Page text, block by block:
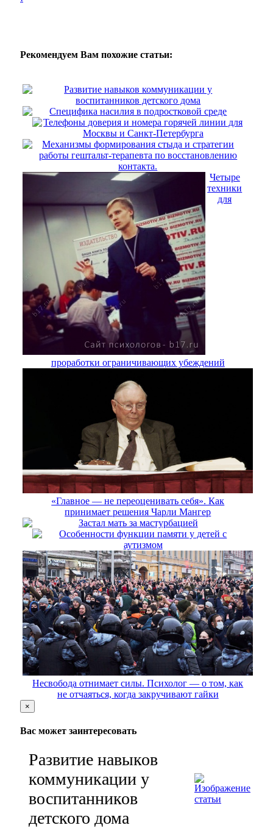
Рекомендуем Вам похожие статьи:
Развитие навыков коммуникации у
воспитанников детского дома
Специфика насилия в подростковой среде
Телефоны доверия и номера горячей линии для
Москвы и Санкт-Петербурга
Механизмы формирования стыда и стратегии
работы гештальт-терапевта по восстановлению
контакта.
Четыре
техники
для
проработки ограничивающих убеждений
«Главное — не переоценивать себя». Как
принимает решения Чарли Мангер
Застал мать за мастурбацией
Особенности функции памяти у детей с
аутизмом
Несвобода отнимает силы. Психолог — о том, как
не отчаяться, когда закручивают гайки
×
Вас может заинтересовать
Развитие навыков
коммуникации у
воспитанников
детского дома